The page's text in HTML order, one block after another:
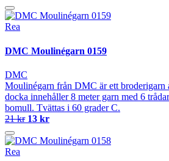
Rea
DMC Moulinégarn 0159
DMC
Moulinégarn från DMC är ett broderigarn
docka innehåller 8 meter garn med 6
bomull. Tvättas i 60 grader C.
21 kr 13 kr
Rea